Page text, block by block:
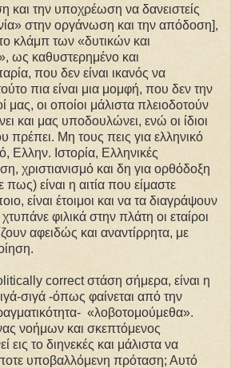
και την υποχρέωση να δανειστείς
στην οργάνωση και την απόδοση],
κλάμπ των «δυτικών και
καθυστερημένο και
που δεν είναι ικανός να
πια είναι μια μομφή, που δεν την
μας, οι οποίοι μάλιστα πλειοδοτούν
και μας υποδουλώνει, ενώ οι ίδιοι
πρέπει. Μη τους πεις για ελληνικό
Ελλην. Ιστορία, Ελληνικές
χριστιανισμό και δη για ορθόδοξη
είναι η αιτία που είμαστε
είναι έτοιμοι και να τα διαγράψουν
φιλικά στην πλάτη οι εταίροι
αφειδώς και αναντίρρητα, με
correct στάση σήμερα, είναι η
σιγά -όπως φαίνεται από την
«λοβοτομούμεθα».
νοήμων και σκεπτόμενος
το διηνεκές και μάλιστα να
υποβαλλόμενη πρόταση; Αυτό